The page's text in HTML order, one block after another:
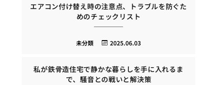
エアコン付け替え時の注意点、トラブルを防ぐた
めのチェックリスト
2025.06.03
未分類
私が鉄骨造住宅で静かな暮らしを手に入れるま
で、騒音との戦いと解決策